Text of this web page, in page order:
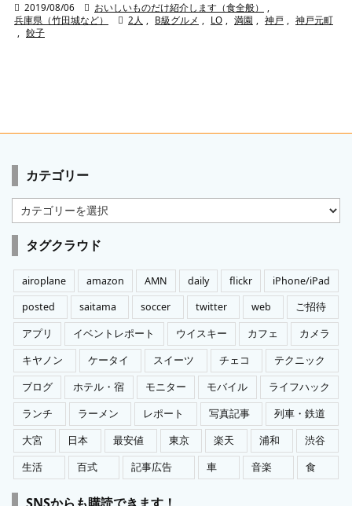
 2019/08/06  おいしいものだけ紹介します（食全般）
兵庫県（竹田城など）
 2人 B級グルメ LO 満園 神戸
神戸元町
餃子
カテゴリー
テ
ゴ
ー
タグクラウド
airoplane amazon AMN daily flickr
iPhone/iPad
posted
saitama soccer twitter web
ご招待
アプリ
イベントレポート ウイスキー カフェ
カメラ
キヤノン
ケータイ スイーツ チェコ
テクニック
ブログ
ホテル・宿 モニター モバイル
ライフハック
ランチ
ラーメン レポート 写真記事
列車・鉄道
大宮
日本 最安値 東京 楽天 浦和
渋谷
生活
百式 記事広告 車 音楽 食
SNSからも購読できます！